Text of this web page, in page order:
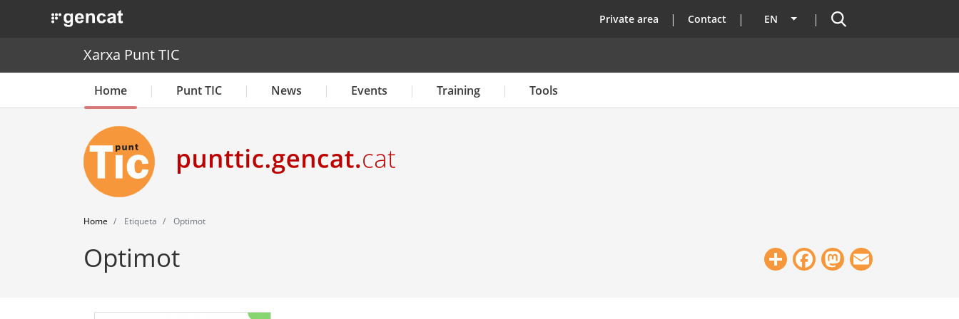
. Obre en una nova finestra. top
Private area Contact EN List additional actions
Search
Xarxa Punt TIC
Home Punt TIC News Events Training Tools
Home Etiqueta Optimot
Optimot ShareFacebook
Mastodon